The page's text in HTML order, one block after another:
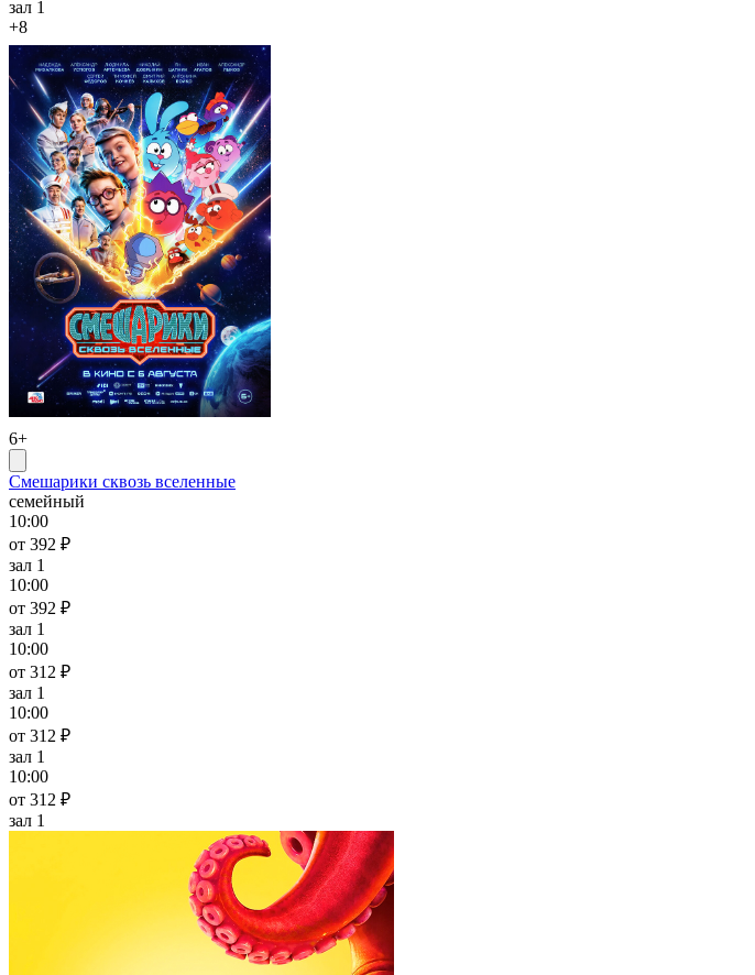
зал 1
+8
6+
Смешарики сквозь вселенные
семейный
10:00
от 392 ₽
зал 1
10:00
от 392 ₽
зал 1
10:00
от 312 ₽
зал 1
10:00
от 312 ₽
зал 1
10:00
от 312 ₽
зал 1